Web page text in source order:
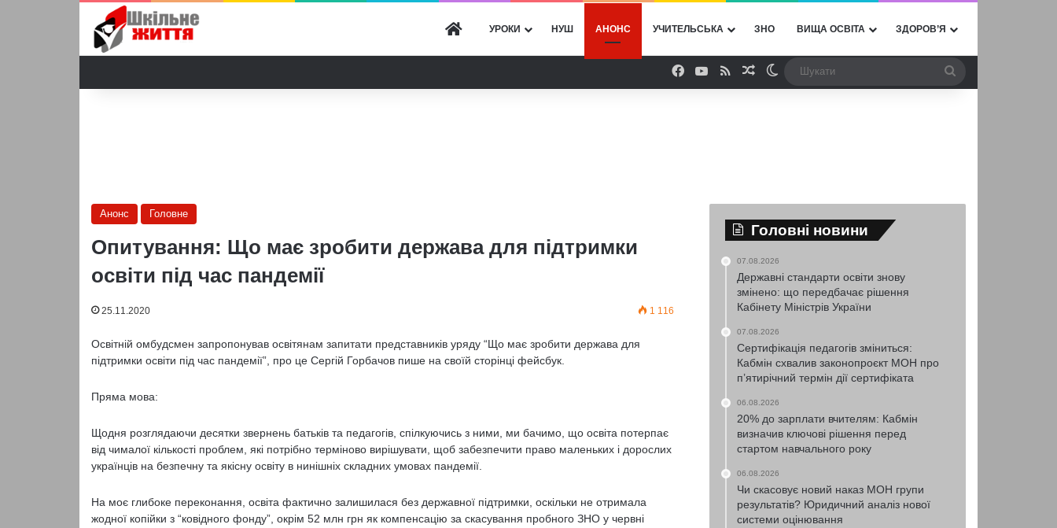
ГОЛОВНА
УРОКИ НУШ АНОНС УЧИТЕЛЬСЬКА ЗНО ВИЩА ОСВІТА ЗДОРОВ’Я
Facebook
YouTube
RSSВипадкова стаття
Switch skin
Анонс Головне
Опитування: Що має зробити держава для підтримки
освіти під час пандемії
25.11.2020 1 116
Освітній омбудсмен запропонував освітянам запитати представників уряду “Що має зробити держава для
підтримки освіти під час пандемії”, про це Сергій Горбачов пише на своїй сторінці фейсбук.
Пряма мова:
Щодня розглядаючи десятки звернень батьків та педагогів, спілкуючись з ними, ми бачимо, що освіта потерпає
від чималої кількості проблем, які потрібно терміново вирішувати, щоб забезпечити право маленьких і дорослих
українців на безпечну та якісну освіту в нинішніх складних умовах пандемії.
На моє глибоке переконання, освіта фактично залишилася без державної підтримки, оскільки не отримала
жодної копійки з “ковідного фонду”, окрім 52 млн грн як компенсацію за скасування пробного ЗНО у червні
Головні новини
07.08.2026
Державні стандарти освіти знову
змінено: що передбачає рішення
Кабінету Міністрів України
07.08.2026
Сертифікація педагогів зміниться:
Кабмін схвалив законопроєкт МОН про
п’ятирічний термін дії сертифіката
06.08.2026
20% до зарплати вчителям: Кабмін
визначив ключові рішення перед
стартом навчального року
06.08.2026
Чи скасовує новий наказ МОН групи
результатів? Юридичний аналіз нової
системи оцінювання